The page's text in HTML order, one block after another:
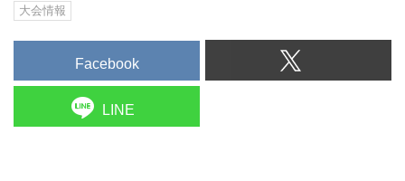
大会情報
Facebook
LINE